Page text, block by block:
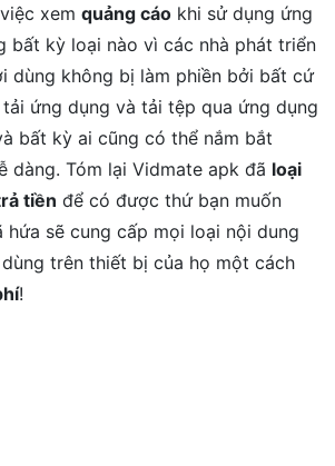
xem quảng cáo khi sử dụng ứng
bất kỳ loại nào vì các nhà phát triển
dùng không bị làm phiền bởi bất cứ
ứng dụng và tải tệp qua ứng dụng
bất kỳ ai cũng có thể nắm bắt
dàng. Tóm lại Vidmate apk đã loại
tiền để có được thứ bạn muốn
sẽ cung cấp mọi loại nội dung
trên thiết bị của họ một cách
!